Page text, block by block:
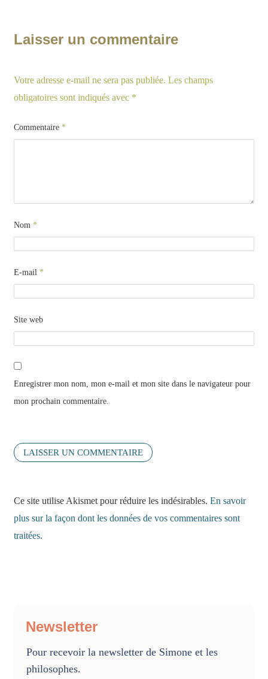
Laisser un commentaire
Votre adresse e-mail ne sera pas publiée. Les champs
obligatoires sont indiqués avec *
Commentaire *
Nom *
E-mail *
Site web
Enregistrer mon nom, mon e-mail et mon site dans le navigateur pour
mon prochain commentaire.
Ce site utilise Akismet pour réduire les indésirables. En savoir
plus sur la façon dont les données de vos commentaires sont
traitées.
Newsletter
Pour recevoir la newsletter de Simone et les
philosophes.